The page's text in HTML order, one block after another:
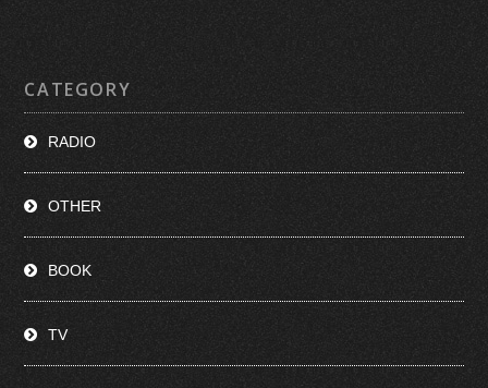
CATEGORY
RADIO
OTHER
BOOK
TV